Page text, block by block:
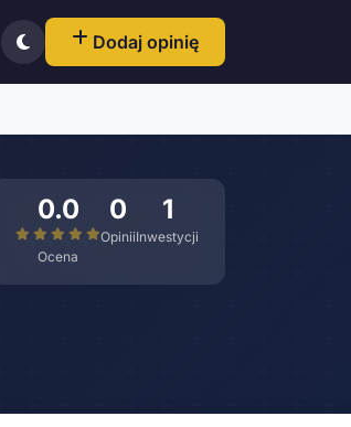
Dodaj opinię
0.0
Ocena
0
Opinii
1
Inwestycji